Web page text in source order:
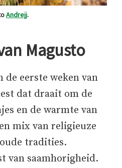
Andrejj.
Magusto
eerste weken van
dat draait om de
en de warmte van
mix van religieuze
tradities.
van saamhorigheid.